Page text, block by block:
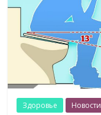
Здоровье Новости